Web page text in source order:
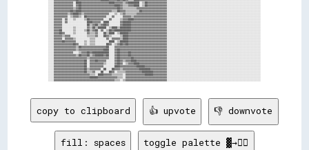
░░░░▓▓▓▓▓▓▓▓▓▓▓▓▓▓░░████▓▓▓▓▓▓▓▓▓▓▓▓▓▓▓▓▓▓▓▓████▓▓▓▓▓▓▒▒▓▓████████░░▒▒██▓▓▓▓▓▓▓▓▓▓▓▓▓▓░░░░░░░░░░░░░░░░░░░░░░░░░░░░░░░░░░░░░░░░░░░░░░░░░░░░░░░░░░░░░░░░░░░░
░░░░▓▓▓▓▓▓▓▓▓▓▓▓▓▓░░▓▓██▓▓▓▓▓▓▓▓▓▓▓▓▓▓▓▓▓▓▓▓▓▓▓▓████▓▓▒▒▒▒▓▓▓▓████░░▒▒██▓▓▓▓▓▓▓▓▓▓▓▓▓▓░░░░░░░░░░░░░░░░░░░░░░░░░░░░░░░░░░░░░░░░░░░░░░░░░░░░░░░░░░░░░░░░░░░░
░░░░▓▓▓▓▓▓▓▓▓▓▓▓▓▓▒▒▓▓██▓▓▓▓▓▓▓▓▓▓▓▓▓▓▓▓▓▓▓▓▓▓▓▓▓▓██▓▓▒▒▒▒▒▒▒▒▒▒▓▓▓▓▓▓▓▓▓▓▓▓▓▓▓▓▓▓▓▓▓▓░░░░░░░░░░░░░░░░░░░░░░░░░░░░░░░░░░░░░░░░░░░░░░░░░░░░░░░░░░░░░░░░░░░░
░░░░▓▓▓▓▓▓▓▓▓▓▓▓██▓▓████▓▓▓▓▓▓▓▓▓▓▓▓▓▓▓▓▓▓▓▓▓▓▒▒▒▒██▓▓▓▓▒▒▒▒▒▒▒▒▒▒██▓▓▓▓▓▓▓▓▓▓▓▓▓▓▓▓▓▓░░░░░░░░░░░░░░░░░░░░░░░░░░░░░░░░░░░░░░░░░░░░░░░░░░░░░░░░░░░░░░░░░░░░
░░░░▓▓▓▓▓▓▓▓▓▓▒▒▓▓████▓▓▒▒▓▓▓▓▓▓▓▓▓▓▓▓▓▓▓▓▓▓░░░░▒▒░░▒▒▓▓▒▒▒▒▒▒▒▒▓▓▓▓▓▓▓▓▓▓▓▓▓▓▓▓▓▓▓▓▓▓░░░░░░░░░░░░░░░░░░░░░░░░░░░░░░░░░░░░░░░░░░░░░░░░░░░░░░░░░░░░░░░░░░░░
░░░░▓▓▓▓▓▓▓▓▓▓░░▒▒▓▓▓▓▒▒░░██▓▓▓▓▓▓▓▓▓▓▓▓▓▓░░░░▓▓░░░░░░▓▓▓▓▓▓▒▒▓▓▓▓▓▓▓▓▓▓▓▓▓▓▓▓▓▓▓▓▓▓▓▓░░░░░░░░░░░░░░░░░░░░░░░░░░░░░░░░░░░░░░░░░░░░░░░░░░░░░░░░░░░░░░░░░░░░
░░░░▓▓▓▓▓▓░░▓▓░░░░▒▒░░░░░░▒▒██▓▓▓▓▓▓▓▓▓▓░░░░▓▓░░░░░░▒▒▓▓▓▓████▓▓▓▓▓▓▓▓▓▓▓▓▓▓▓▓▓▓▓▓▓▓▓▓░░░░░░░░░░░░░░░░░░░░░░░░░░░░░░░░░░░░░░░░░░░░░░░░░░░░░░░░░░░░░░░░░░░░
░░░░▓▓▓▓▓▓░░▓▓░░░░░░░░░░░░░░████▓▓▓▓▓▓░░████░░░░░░░░▓▓██████▓▓▓▓▓▓▓▓▓▓▓▓▓▓▓▓▓▓▓▓▓▓▓▓▓▓░░░░░░░░░░░░░░░░░░░░░░░░░░░░░░░░░░░░░░░░░░░░░░░░░░░░░░░░░░░░░░░░░░░░
░░░░▓▓▓▓▓▓░░░░░░░░░░░░░░░░░░██▒▒▓▓██▒▒▓▓██▓▓░░░░░░░░▓▓██████▓▓▓▓▓▓▓▓▓▓▓▓▓▓▓▓▓▓▓▓▓▓▓▓▓▓░░░░░░░░░░░░░░░░░░░░░░░░░░░░░░░░░░░░░░░░░░░░░░░░░░░░░░░░░░░░░░░░░░░░
░░░░▓▓▓▓▓▓░░░░░░░░▒▒░░░░░░░░▓▓▒▒██▒▒██████░░▒▒████▒▒████████▓▓▓▓▓▓▓▓▓▓▓▓▓▓▓▓▓▓▓▓▓▓▓▓▓▓░░░░░░░░░░░░░░░░░░░░░░░░░░░░░░░░░░░░░░░░░░░░░░░░░░░░░░░░░░░░░░░░░░░░
░░░░▓▓▓▓██░░░░░░░░▒▒░░░░░░▒▒██▒▒▓▓██░░▓▓░░▒▒██▓▓████████████▓▓▓▓▓▓▓▓▓▓▓▓▓▓▓▓▓▓▓▓▓▓▓▓▓▓░░░░░░░░░░░░░░░░░░░░░░░░░░░░░░░░░░░░░░░░░░░░░░░░░░░░░░░░░░░░░░░░░░░░
░░░░▓▓▓▓██▓▓░░░░░░▒▒░░░░░░░░▓▓▒▒▒▒▓▓░░░░██▒▒████░░▒▒██████▓▓▓▓▓▓▓▓▓▓▓▓▓▓▓▓▓▓▓▓▓▓▓▓▓▓▓▓░░░░░░░░░░░░░░░░░░░░░░░░░░░░░░░░░░░░░░░░░░░░░░░░░░░░░░░░░░░░░░░░░░░░
░░░░▓▓▓▓▓▓▒▒▓▓▓▓░░░░░░░░░░░░▒▒▒▒▒▒▓▓░░░░██▓▓▒▒░░░░░░▒▒████▓▓▓▓▓▓▓▓▓▓▓▓▓▓▓▓▓▓▓▓▓▓▓▓▓▓▓▓░░░░░░░░░░░░░░░░░░░░░░░░░░░░░░░░░░░░░░░░░░░░░░░░░░░░░░░░░░░░░░░░░░░░
░░░░▓▓▓▓▓▓░░▓▓▓▓▓▓▒▒░░░░░░░░░░▒▒▒▒░░░░░░░░▓▓░░▓▓▓▓▓▓▒▒████▓▓▓▓▓▓▓▓▓▓▓▓▓▓▓▓▓▓▓▓▓▓▓▓▓▓▓▓░░░░░░░░░░░░░░░░░░░░░░░░░░░░░░░░░░░░░░░░░░░░░░░░░░░░░░░░░░░░░░░░░░░░
░░░░▓▓▓▓▓▓██▓▓▓▓▓▓▓▓░░░░░░▒▒░░▒▒▒▒░░░░░░░░░░████░░▒▒██████▓▓▓▓▓▓▓▓▓▓▓▓▓▓▓▓▓▓▓▓▓▓▓▓▓▓▓▓░░░░░░░░░░░░░░░░░░░░░░░░░░░░░░░░░░░░░░░░░░░░░░░░░░░░░░░░░░░░░░░░░░░░
░░░░▓▓▓▓▓▓▓▓▓▓▓▓▓▓██▓▓░░░░▒▒░░▒▒▒▒░░░░░░░░██▓▓░░▒▒▓▓██▓▓██▓▓▓▓▓▓▓▓▓▓▓▓▓▓▓▓▓▓▓▓▓▓▓▓▓▓▓▓░░░░░░░░░░░░░░░░░░░░░░░░░░░░░░░░░░░░░░░░░░░░░░░░░░░░░░░░░░░░░░░░░░░░
░░░░▓▓▓▓▓▓▓▓▓▓▓▓▓▓▓▓▒▒██▓▓▓▓▓▓▓▓▓▓▓▓▓▓▓▓▓▓██░░░░▓▓▓▓▓▓▓▓▓▓▓▓▓▓▓▓▓▓▓▓▓▓▓▓▓▓▓▓▓▓▓▓▓▓▓▓▓▓░░░░░░░░░░░░░░░░░░░░░░░░░░░░░░░░░░░░░░░░░░░░░░░░░░░░░░░░░░░░░░░░░░░░
░░░░▓▓▓▓▓▓▓▓▓▓▓▓▓▓▓▓▒▒▓▓▓▓▓▓▓▓▓▓▓▓▓▓▓▓▓▓████░░░░▓▓██▓▓▓▓▓▓▓▓▓▓▓▓▓▓▓▓▓▓▓▓▓▓▓▓▓▓▓▓▓▓▓▓▓▓░░░░░░░░░░░░░░░░░░░░░░░░░░░░░░░░░░░░░░░░░░░░░░░░░░░░░░░░░░░░░░░░░░░░
░░░░▓▓▓▓▓▓▓▓▓▓▓▓▓▓░░░░▒▒▓▓▓▓██▓▓████████████░░░░▓▓██▓▓▓▓▓▓██▓▓▓▓▓▓▓▓▓▓▓▓▓▓▓▓▓▓▓▓▓▓▓▓▓▓░░░░░░░░░░░░░░░░░░░░░░░░░░░░░░░░░░░░░░░░░░░░░░░░░░░░░░░░░░░░░░░░░░░░
░░░░▓▓▓▓▓▓▓▓▓▓▓▓▓▓▓▓▒▒██▓▓▓▓██▒▒▓▓██████▓▓██░░░░▓▓██▓▓▓▓▓▓██▓▓▓▓▓▓▓▓▓▓▓▓▓▓▓▓▓▓▓▓▓▓▓▓▓▓░░░░░░░░░░░░░░░░░░░░░░░░░░░░░░░░░░░░░░░░░░░░░░░░░░░░░░░░░░░░░░░░░░░░
░░░░▓▓▓▓▓▓▓▓▓▓▓▓▓▓▓▓▓▓▓▓▓▓▓▓▒▒▓▓▓▓▓▓▓▓▓▓▓▓▓▓░░░░▓▓██▓▓▓▓▓▓▓▓██▓▓▓▓▓▓▓▓▓▓▓▓▓▓▓▓▓▓▓▓▓▓▓▓░░░░░░░░░░░░░░░░░░░░░░░░░░░░░░░░░░░░░░░░░░░░░░░░░░░░░░░░░░░░░░░░░░░░
░░░░▓▓▓▓▓▓▓▓▓▓▓▓▓▓▓▓▓▓▓▓▓▓██░░▓▓▓▓██▓▓▓▓▓▓░░░░░░▓▓██▓▓▒▒▓▓▓▓████▓▓▓▓▓▓▓▓▓▓▓▓▓▓▓▓▓▓▓▓▓▓░░░░░░░░░░░░░░░░░░░░░░░░░░░░░░░░░░░░░░░░░░░░░░░░░░░░░░░░░░░░░░░░░░░░
░░░░▓▓▓▓▓▓▓▓▓▓▓▓▓▓▓▓▓▓▓▓▓▓██░░▓▓▓▓▓▓▓▓▓▓▒▒░░░░░░▓▓██▓▓░░▒▒▓▓▓▓████▓▓▓▓▓▓▓▓▓▓▓▓▓▓▓▓▓▓▓▓░░░░░░░░░░░░░░░░░░░░░░░░░░░░░░░░░░░░░░░░░░░░░░░░░░░░░░░░░░░░░░░░░░░░
░░░░▓▓▓▓▓▓▓▓▓▓▓▓▓▓▓▓▓▓▓▓▓▓██░░▓▓▓▓▓▓▓▓▓▓░░░░░░░░████▓▓▓▓▓▓▓▓▓▓▓▓██████▓▓▓▓▓▓▓▓▓▓▓▓▓▓▓▓░░░░░░░░░░░░░░░░░░░░░░░░░░░░░░░░░░░░░░░░░░░░░░░░░░░░░░░░░░░░░░░░░░░░
░░░░▓▓▓▓▓▓▓▓▓▓▓▓▓▓▓▓▓▓▓▓▓▓██▒▒▓▓▓▓▓▓▓▓░░██░░░░██▓▓▓▓▒▒▓▓▓▓▓▓▓▓▓▓▓▓████████▓▓▓▓▓▓▓▓▓▓▓▓░░░░░░░░░░░░░░░░░░░░░░░░░░░░░░░░░░░░░░░░░░░░░░░░░░░░░░░░░░░░░░░░░░░░
░░░░▓▓▓▓▓▓▓▓▓▓▓▓▓▓▓▓▓▓▓▓▓▓██▒▒▒▒▓▓░░░░██░░░░██▓▓░░▒▒▒▒▒▒▓▓▓▓▓▓▓▓▓▓▓▓████████▓▓▓▓▓▓▓▓▓▓░░░░░░░░░░░░░░░░░░░░░░░░░░░░░░░░░░░░░░░░░░░░░░░░░░░░░░░░░░░░░░░░░░░░
░░░░▓▓▓▓▓▓▓▓▓▓▓▓▓▓▓▓▓▓▓▓▓▓▓▓▓▓▒▒▒▒░░████▓▓▓▓▓▓▒▒▒▒▒▒▒▒░░▓▓▓▓▓▓▓▓▓▓▓▓▓▓██████▓▓▓▓▓▓▓▓▓▓░░░░░░░░░░░░░░░░░░░░░░░░░░░░░░░░░░░░░░░░░░░░░░░░░░░░░░░░░░░░░░░░░░░░
░░░░▓▓▓▓▓▓▓▓▓▓▓▓▓▓▓▓▓▓▓▓▓▓▓▓▓▓██████▓▓▓▓▓▓▓▓▓▓▓▓▓▓▒▒▒▒░░▓▓▓▓▓▓▓▓▓▓▓▓▓▓▓▓▓▓▓▓▓▓▓▓▓▓▓▓▓▓░░░░░░░░░░░░░░░░░░░░░░░░░░░░░░░░░░░░░░░░░░░░░░░░░░░░░░░░░░░░░░░░░░░░
copy to clipboard 👍 upvote 👎 downvote
fill: spaces toggle palette ▓→✊🏽